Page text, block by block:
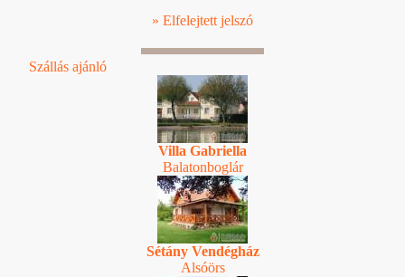
» Elfelejtett jelszó
Szállás ajánló
Villa Gabriella
Balatonboglár
Sétány Vendégház
Alsóörs